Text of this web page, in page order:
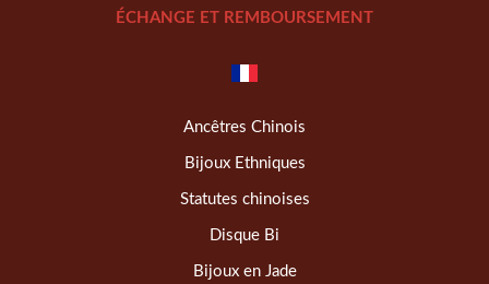
ÉCHANGE ET REMBOURSEMENT
Ancêtres Chinois
Bijoux Ethniques
Statutes chinoises
Disque Bi
Bijoux en Jade